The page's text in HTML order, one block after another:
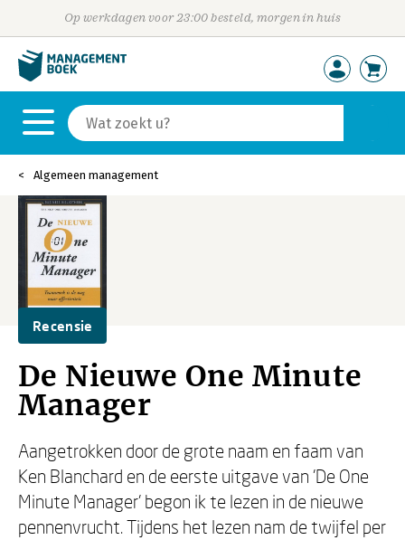
Op werkdagen voor 23:00 besteld, morgen in huis
Algemeen management
Recensie
De Nieuwe One Minute
Manager
Aangetrokken door de grote naam en faam van
Ken Blanchard en de eerste uitgave van 'De One
Minute Manager' begon ik te lezen in de nieuwe
pennenvrucht. Tijdens het lezen nam de twijfel per